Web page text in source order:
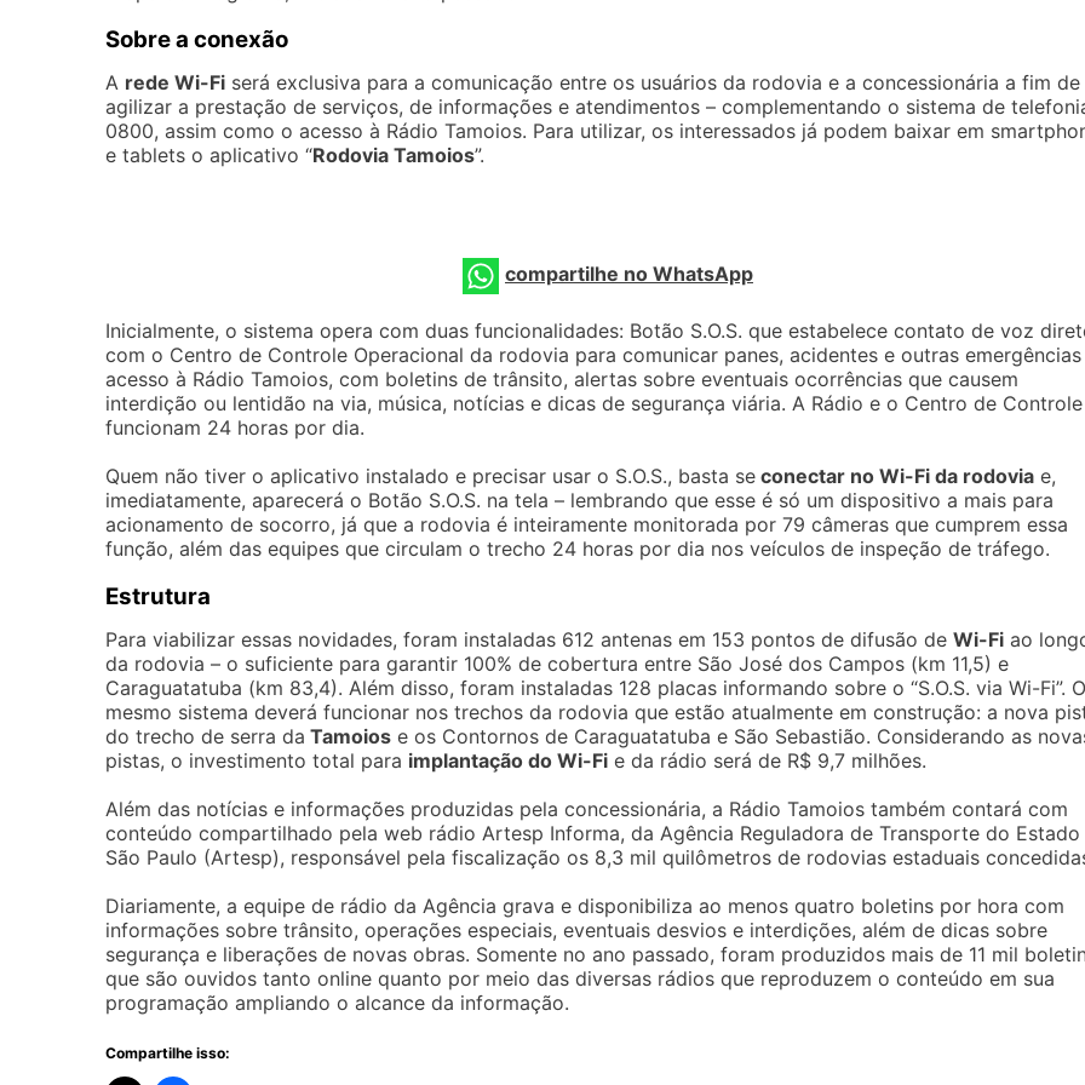
Sobre a conexão
A rede Wi-Fi será exclusiva para a comunicação entre os usuários da rodovia e a concessionária a fim de
agilizar a prestação de serviços, de informações e atendimentos – complementando o sistema de
0800, assim como o acesso à Rádio Tamoios. Para utilizar, os interessados já podem baixar em
e tablets o aplicativo “Rodovia Tamoios”.
compartilhe no WhatsApp
Inicialmente, o sistema opera com duas funcionalidades: Botão S.O.S. que estabelece contato de voz
com o Centro de Controle Operacional da rodovia para comunicar panes, acidentes e outras
acesso à Rádio Tamoios, com boletins de trânsito, alertas sobre eventuais ocorrências que causem
interdição ou lentidão na via, música, notícias e dicas de segurança viária. A Rádio e o Centro de Controle
funcionam 24 horas por dia.
Quem não tiver o aplicativo instalado e precisar usar o S.O.S., basta se conectar no Wi-Fi da rodovia e,
imediatamente, aparecerá o Botão S.O.S. na tela – lembrando que esse é só um dispositivo a mais para
acionamento de socorro, já que a rodovia é inteiramente monitorada por 79 câmeras que cumprem essa
função, além das equipes que circulam o trecho 24 horas por dia nos veículos de inspeção de tráfego.
Estrutura
Para viabilizar essas novidades, foram instaladas 612 antenas em 153 pontos de difusão de Wi-Fi ao
da rodovia – o suficiente para garantir 100% de cobertura entre São José dos Campos (km 11,5) e
Caraguatatuba (km 83,4). Além disso, foram instaladas 128 placas informando sobre o “S.O.S. via Wi-Fi”. O
mesmo sistema deverá funcionar nos trechos da rodovia que estão atualmente em construção: a nova
do trecho de serra da Tamoios e os Contornos de Caraguatatuba e São Sebastião. Considerando as
pistas, o investimento total para implantação do Wi-Fi e da rádio será de R$ 9,7 milhões.
Além das notícias e informações produzidas pela concessionária, a Rádio Tamoios também contará com
conteúdo compartilhado pela web rádio Artesp Informa, da Agência Reguladora de Transporte do Estado
São Paulo (Artesp), responsável pela fiscalização os 8,3 mil quilômetros de rodovias estaduais
Diariamente, a equipe de rádio da Agência grava e disponibiliza ao menos quatro boletins por hora com
informações sobre trânsito, operações especiais, eventuais desvios e interdições, além de dicas sobre
segurança e liberações de novas obras. Somente no ano passado, foram produzidos mais de 11 mil
que são ouvidos tanto online quanto por meio das diversas rádios que reproduzem o conteúdo em sua
programação ampliando o alcance da informação.
Compartilhe isso: